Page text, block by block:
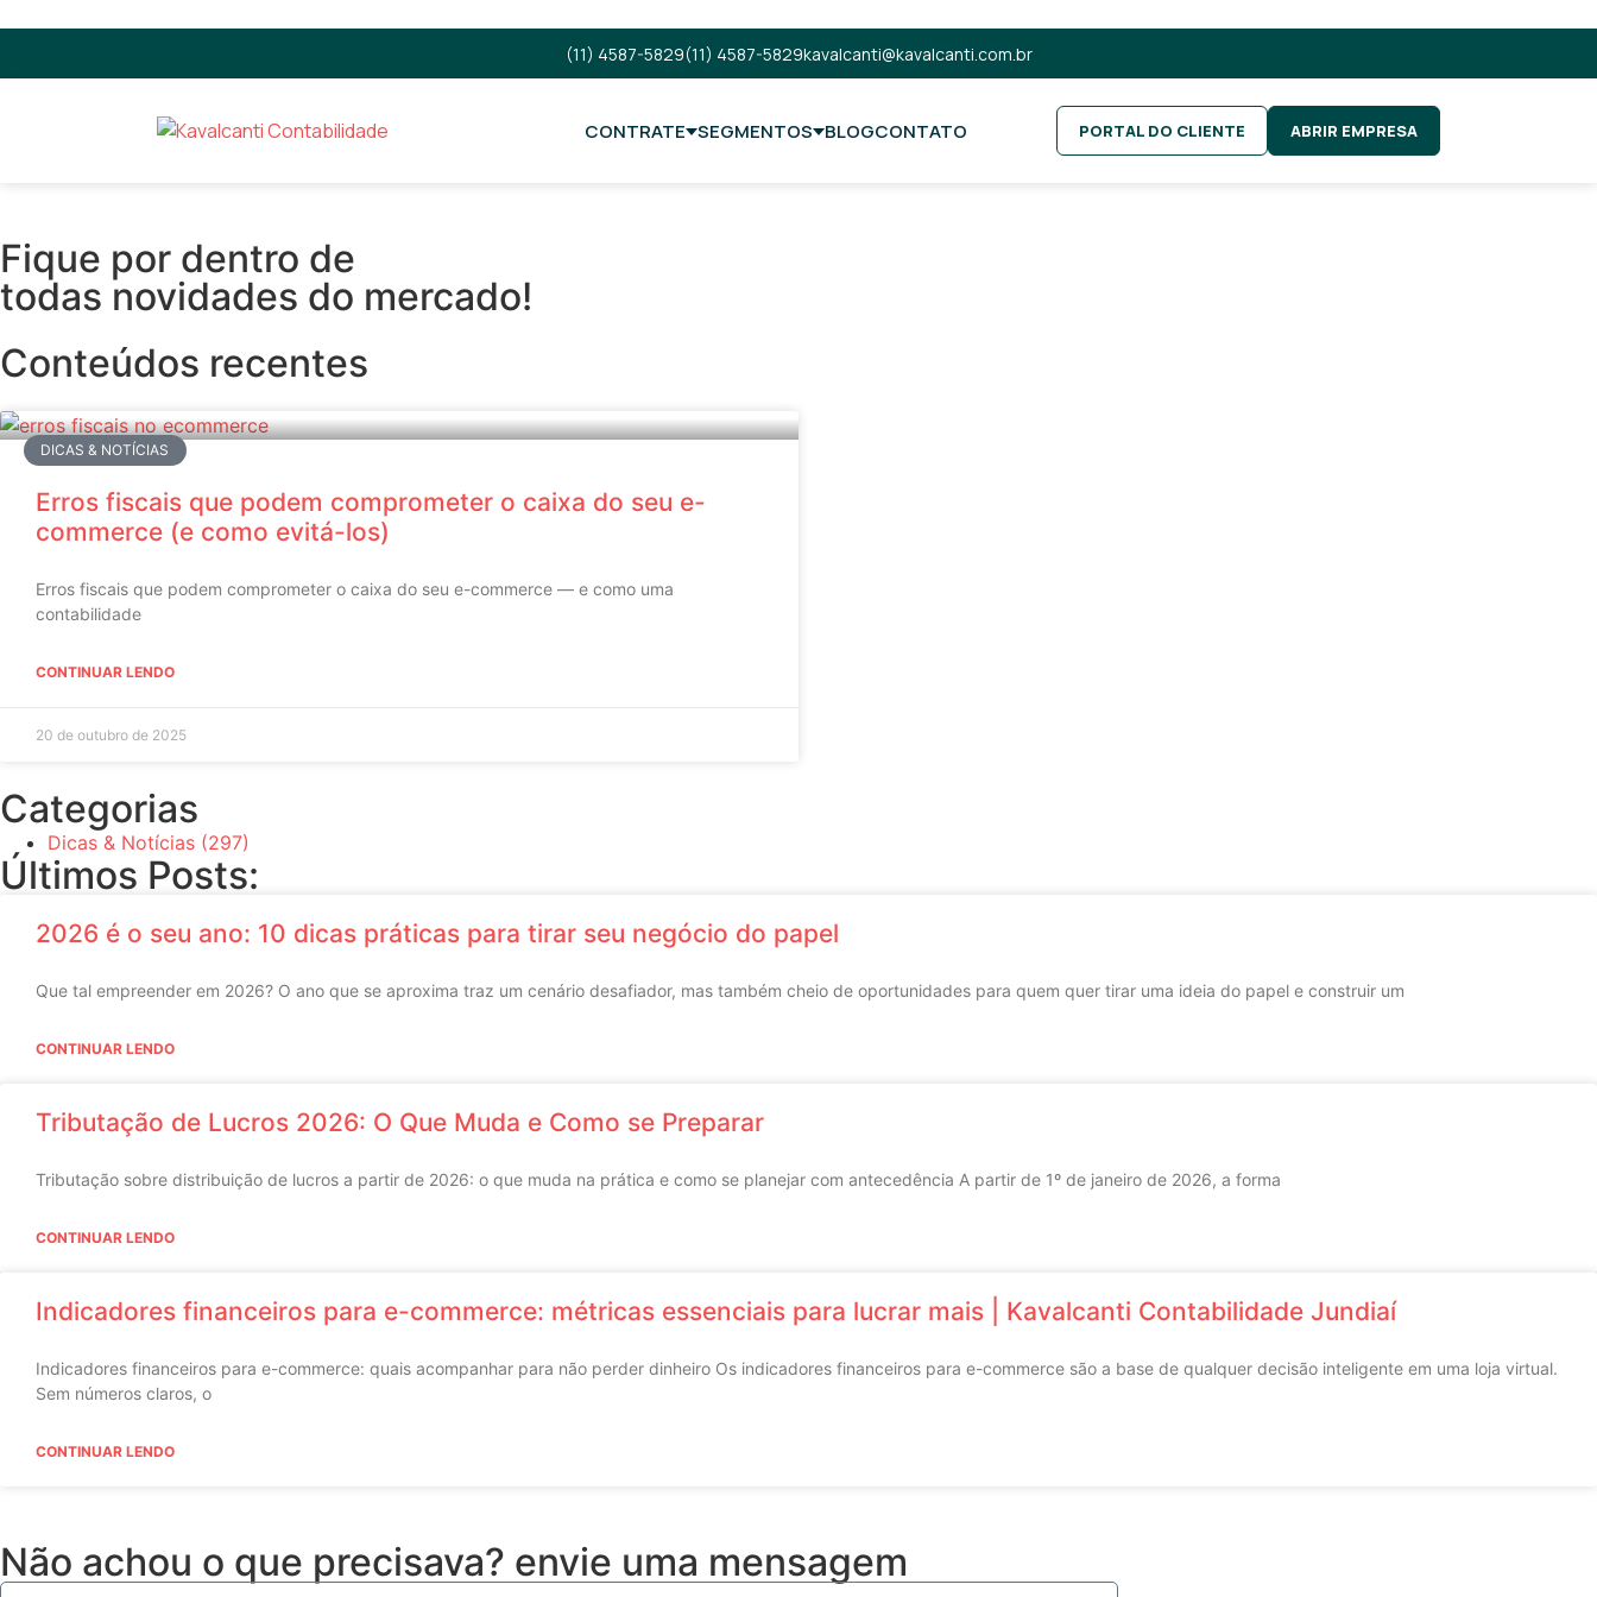
(11) 4587-5829(11) 4587-5829kavalcanti@kavalcanti.com.br
CONTRATE SEGMENTOS BLOGCONTATO PORTAL DO CLIENTE ABRIR EMPRESA
Fique por dentro de
todas novidades do mercado!
Conteúdos recentes
DICAS & NOTÍCIAS
Erros fiscais que podem comprometer o caixa do seu e-
commerce (e como evitá-los)
Erros fiscais que podem comprometer o caixa do seu e-commerce — e como uma
contabilidade
CONTINUAR LENDO
20 de outubro de 2025
Categorias
Dicas & Notícias (297)
Últimos Posts:
2026 é o seu ano: 10 dicas práticas para tirar seu negócio do papel
Que tal empreender em 2026? O ano que se aproxima traz um cenário desafiador, mas também cheio de oportunidades para quem quer tirar uma ideia do papel e construir um
CONTINUAR LENDO
Tributação de Lucros 2026: O Que Muda e Como se Preparar
Tributação sobre distribuição de lucros a partir de 2026: o que muda na prática e como se planejar com antecedência A partir de 1º de janeiro de 2026, a forma
CONTINUAR LENDO
Indicadores financeiros para e-commerce: métricas essenciais para lucrar mais | Kavalcanti Contabilidade Jundiaí
Indicadores financeiros para e-commerce: quais acompanhar para não perder dinheiro Os indicadores financeiros para e-commerce são a base de qualquer decisão inteligente em uma loja virtual.
Sem números claros, o
CONTINUAR LENDO
Não achou o que precisava? envie uma mensagem